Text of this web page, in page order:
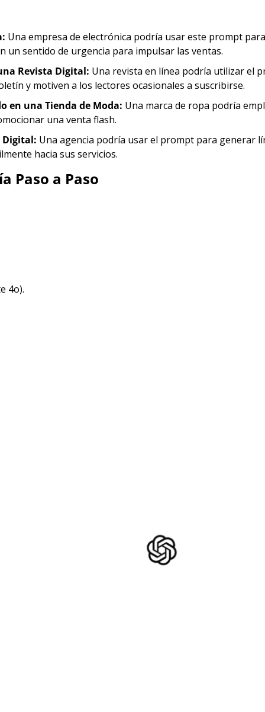
Una empresa de electrónica podría usar este prompt
un sentido de urgencia para impulsar las ventas.
Revista Digital: Una revista en línea podría utilizar el
y motiven a los lectores ocasionales a suscribirse.
en una Tienda de Moda: Una marca de ropa podría
una venta flash.
Digital: Una agencia podría usar el prompt para generar
hacia sus servicios.
Paso a Paso
4o).